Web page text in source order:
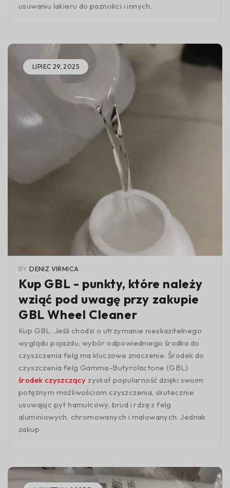
usuwaniu lakieru do paznokci i innych.
LIPIEC 29, 2025
BY DENIZ VIRMICA
Kup GBL - punkty, które należy
wziąć pod uwagę przy zakupie
GBL Wheel Cleaner
Kup GBL. Jeśli chodzi o utrzymanie nieskazitelnego
wyglądu pojazdu, wybór odpowiedniego środka do
czyszczenia felg ma kluczowe znaczenie. Środek do
czyszczenia felg Gamma-Butyrolactone (GBL)
środek czyszczący zyskał popularność dzięki swoim
potężnym możliwościom czyszczenia, skutecznie
usuwając pył hamulcowy, brud i rdzę z felg
aluminiowych, chromowanych i malowanych. Jednak
zakup